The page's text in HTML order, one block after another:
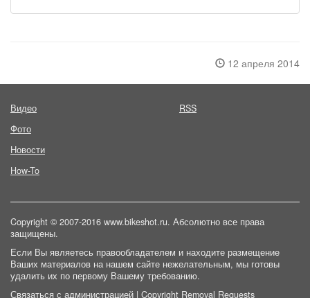
12 апреля 2014
Видео
Фото
Новости
How-To
RSS
Copyright © 2007-2016 www.bikeshot.ru. Абсолютно все права
защищены.
Если Вы являетесь правообладателем и находите размещение
Ваших материалов на нашем сайте нежелательным, мы готовы
удалить их по первому Вашему требованию.
Связаться с администрацией | Copyright Removal Requests